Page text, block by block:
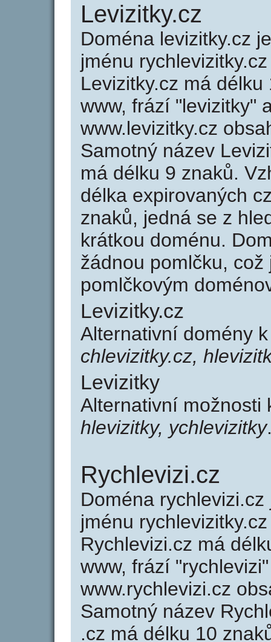
Levizitky.cz
Doména levizitky.cz
jménu
Levizitky.cz má
www, frází "levizitky"
www.levizitky.cz
Samotný název
má délku 9 znaků.
délka expirovaných
znaků, jedná se z
krátkou doménu.
žádnou pomlčku,
pomlčkovým
Levizitky.cz
Alternativní domény
chlevizitky.cz,
Levizitky
Alternativní
hlevizitky, ychlevizitky
Rychlevizi.cz
Doména
jménu
Rychlevizi.cz má
www, frází
www.rychlevizi.cz
Samotný název
.cz má délku 10